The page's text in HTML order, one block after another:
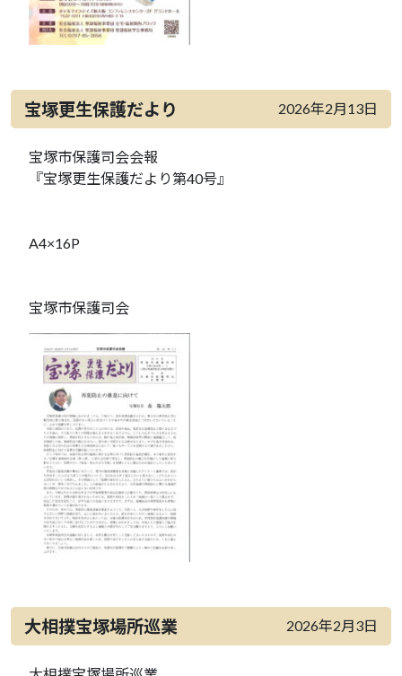
宝塚更生保護だより 2026年2月13日
宝塚市保護司会会報
『宝塚更生保護だより第40号』
A4×16P
宝塚市保護司会
大相撲宝塚場所巡業 2026年2月3日